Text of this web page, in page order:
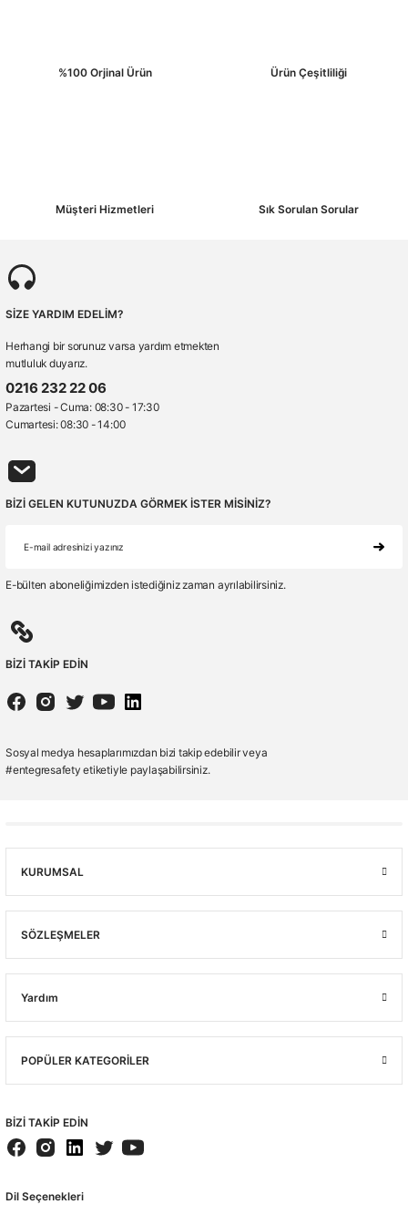
%100 Orjinal Ürün Ürün Çeşitliliği
Müşteri Hizmetleri Sık Sorulan Sorular
SİZE YARDIM EDELİM?
Herhangi bir sorunuz varsa yardım etmekten
mutluluk duyarız.
0216 232 22 06
Pazartesi - Cuma: 08:30 - 17:30
Cumartesi: 08:30 - 14:00
BİZİ GELEN KUTUNUZDA GÖRMEK İSTER MİSİNİZ?
E-bülten aboneliğimizden istediğiniz zaman ayrılabilirsiniz.
BİZİ TAKİP EDİN
Sosyal medya hesaplarımızdan bizi takip edebilir veya
#entegresafety etiketiyle paylaşabilirsiniz.
KURUMSAL
SÖZLEŞMELER
Yardım
POPÜLER KATEGORİLER
BİZİ TAKİP EDİN
Dil Seçenekleri